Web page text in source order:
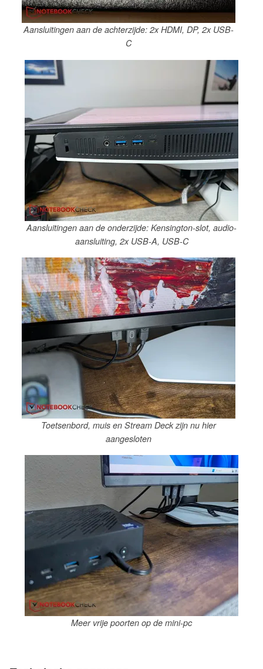
Aansluitingen aan de achterzijde: 2x HDMI, DP, 2x USB-
C
Aansluitingen aan de onderzijde: Kensington-slot, audio-
aansluiting, 2x USB-A, USB-C
Toetsenbord, muis en Stream Deck zijn nu hier
aangesloten
Meer vrije poorten op de mini-pc